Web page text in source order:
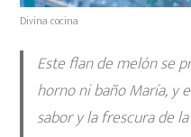
Divina cocina
Este flan de melón se
horno ni baño María, y
sabor y la frescura de